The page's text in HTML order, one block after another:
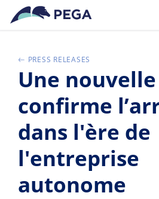
Ir al contenido principal
PRESS RELEASES
Une
confirme
dans l'ère de
l'entreprise
autonome